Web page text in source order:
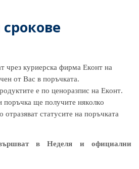
чрез куриерска фирма Еконт на
от Вас в поръчката.
е по ценоразпис на Еконт.
поръчка ще получите няколко
статусите на поръчката
в Неделя и официални